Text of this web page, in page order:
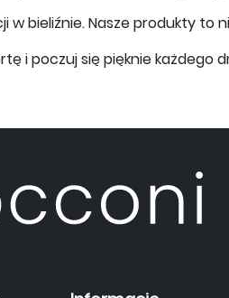
bieliźnie. Nasze produkty to
i poczuj się pięknie każdego